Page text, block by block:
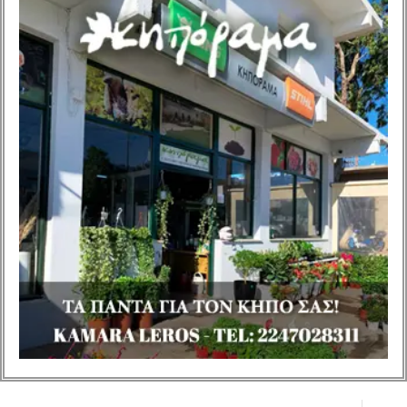
στις 04 Αυγούστου 2026,
ημέρα Τρίτη και ώρα 10:00
π.μ. στο Δημοτικό Μέγαρο
στον Πλάτανο με τα
παρακάτω θέματα στην
ημερήσια διάταξη: